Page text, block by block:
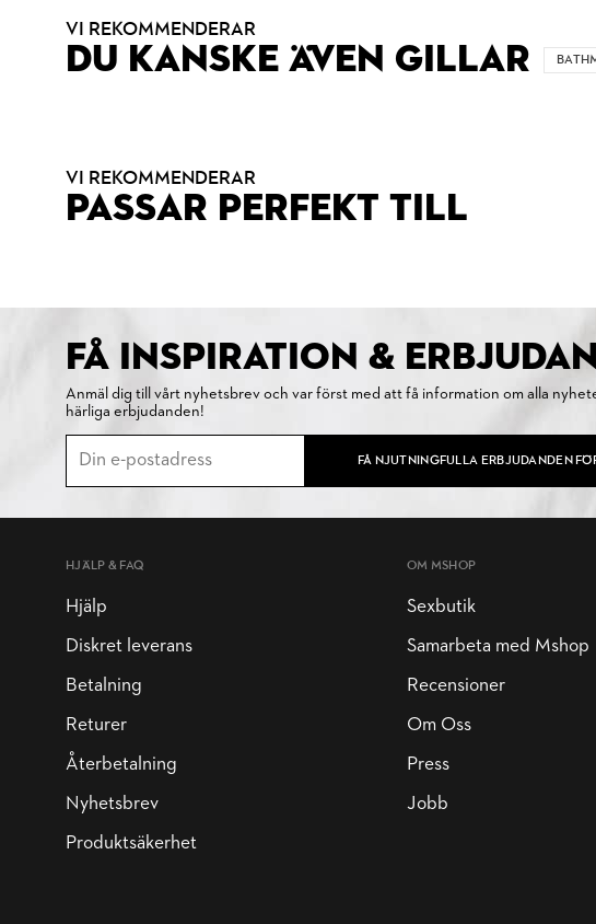
VI REKOMMENDERAR
DU KANSKE ÄVEN GILLAR
VI REKOMMENDERAR
PASSAR PERFEKT TILL
FÅ INSPIRATION &
Anmäl dig till vårt nyhetsbrev och var först med att få information om alla
härliga erbjudanden!
FÅ NJUTNINGFULLA ERBJUDANDEN
HJÄLP & FAQ
Hjälp
Diskret leverans
Betalning
Returer
Återbetalning
Nyhetsbrev
Produktsäkerhet
OM MSHOP
Sexbutik
Samarbeta med Mshop
Recensioner
Om Oss
Press
Jobb